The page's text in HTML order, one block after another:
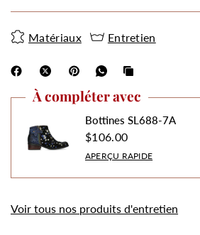
Matériaux Entretien
À compléter avec
Bottines SL688-7A
$106.00
APERÇU RAPIDE
Voir tous nos produits d'entretien